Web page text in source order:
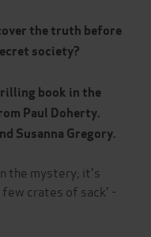
the truth before
society?
book in the
Paul Doherty.
Susanna Gregory.
the mystery; it's
few crates of sack' -